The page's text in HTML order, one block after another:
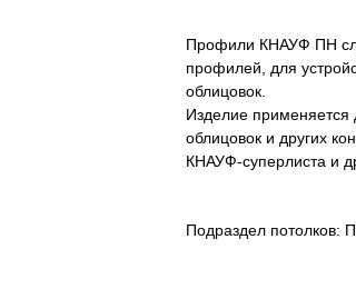
Профили КНАУФ ПН
профилей, для
облицовок.
Изделие применяется
облицовок и других
КНАУФ-суперлиста и
Подраздел потолков: